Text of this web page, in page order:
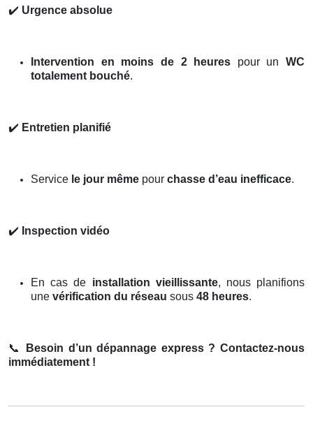
✔️ Urgence absolue
Intervention en moins de 2 heures pour un WC
totalement bouché.
✔️ Entretien planifié
Service le jour même pour chasse d’eau inefficace.
✔️ Inspection vidéo
En cas de installation vieillissante, nous planifions
une vérification du réseau sous 48 heures.
📞
Besoin d’un dépannage express ? Contactez-nous
immédiatement !